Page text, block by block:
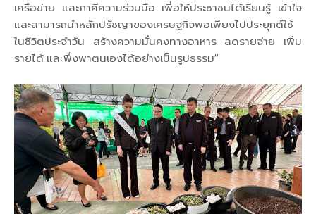
เครือข่าย และภาคีความร่วมมือ เพื่อให้ประชาชนได้เรียนรู้ เข้าใจ
และสามารถนำหลักปรัชญาของเศรษฐกิจพอเพียงไปประยุกต์ใช้
ในชีวิตประจำวัน สร้างความมั่นคงทางอาหาร ลดรายจ่าย เพิ่ม
รายได้ และพึ่งพาตนเองได้อย่างเป็นรูปธรรม”